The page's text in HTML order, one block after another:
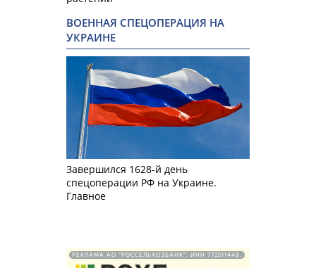
ВОЕННАЯ СПЕЦОПЕРАЦИЯ НА
УКРАИНЕ
Завершился 1628-й день
спецоперации РФ на Украине.
Главное
РЕКЛАМА АО "РОССЕЛЬХОЗБАНК". ИНН 772511448.